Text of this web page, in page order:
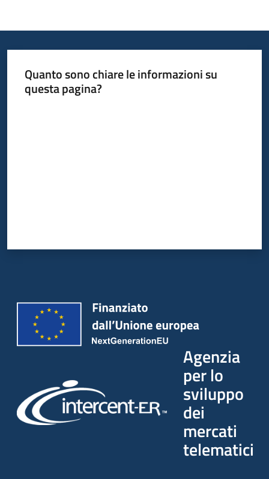
Quanto sono chiare le informazioni su
questa pagina?
Agenzia
per lo
sviluppo
dei
mercati
telematici